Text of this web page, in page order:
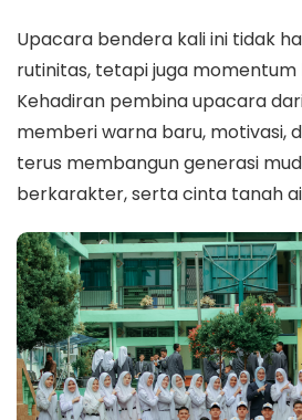
Upacara bendera kali ini tidak
rutinitas, tetapi juga momentum
Kehadiran pembina upacara
memberi warna baru, motivasi,
terus membangun generasi
berkarakter, serta cinta tanah